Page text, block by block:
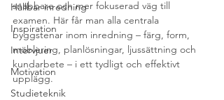
Hållbar inredning
Inspiration
Intervjuer
Motivation
Studieteknik
snabbare och mer fokuserad väg till
examen. Här får man alla centrala
byggstenar inom inredning – färg, form,
möblering, planlösningar, ljussättning och
kundarbete – i ett tydligt och effektivt
upplägg.